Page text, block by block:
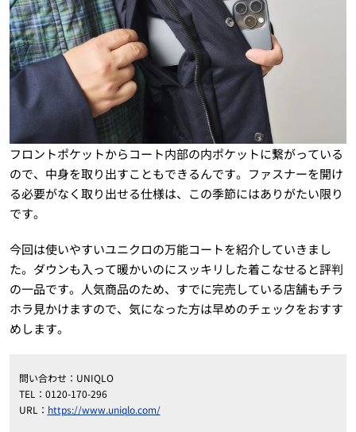
フロントポケットからコート内部の内ポケットに繋がっている
ので、中身を取り出すこともできるんです。ファスナーを開け
る必要がなく取り出せる仕様は、この季節にはありがたい限り
です。
今回は使いやすいユニクロの万能コートを紹介していきまし
た。ダウンも入って暖かいのにスッキリした着こなせると評判
の一品です。人気商品のため、すでに完売している店舗もチラ
ホラ見かけますので、気になった方は早めのチェックをおすす
めします。
問い合わせ：UNIQLO
TEL：0120-170-296
URL： https://www.uniqlo.com/